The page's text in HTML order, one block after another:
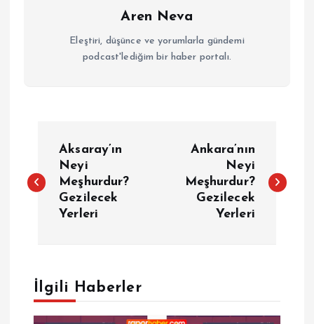
Aren Neva
Eleştiri, düşünce ve yorumlarla gündemi
podcast'lediğim bir haber portalı.
a
g
e
Aksaray’ın
Neyi
Meşhurdur?
Gezilecek
Yerleri
Ankara’nın
Neyi
Meşhurdur?
Gezilecek
Yerleri
İlgili Haberler